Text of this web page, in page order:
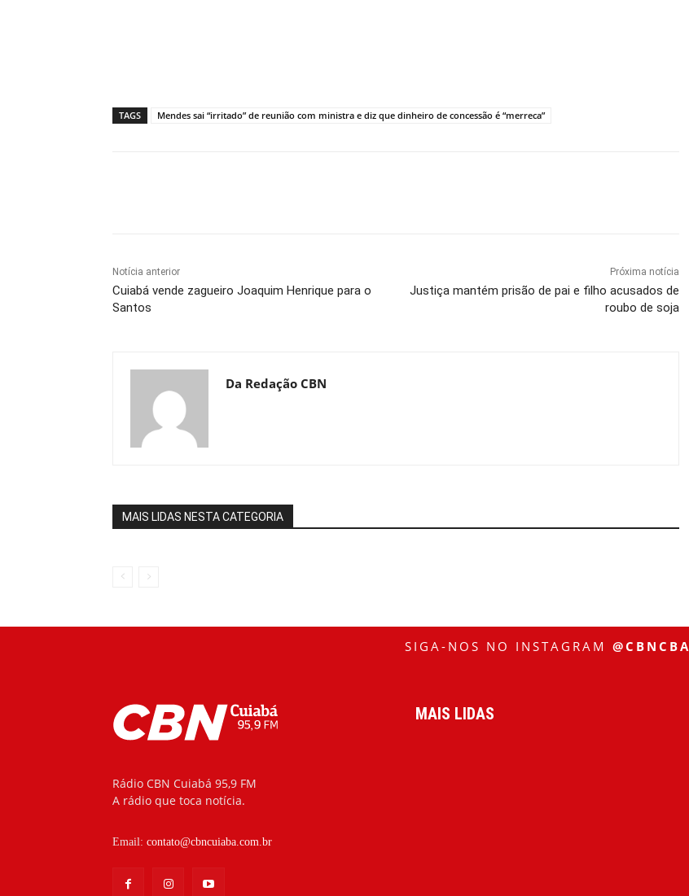
TAGS Mendes sai “irritado” de reunião com ministra e diz que dinheiro de concessão é “merreca”
Notícia anterior
Cuiabá vende zagueiro Joaquim Henrique para o
Santos
Próxima notícia
Justiça mantém prisão de pai e filho acusados de
roubo de soja
Da Redação CBN
MAIS LIDAS NESTA CATEGORIA
SIGA-NOS NO INSTAGRAM @CBNCBA
Rádio CBN Cuiabá 95,9 FM
A rádio que toca notícia.
Email: contato@cbncuiaba.com.br
MAIS LIDAS